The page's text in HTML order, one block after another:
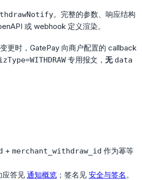
。完整的参数、响应结构
或 webhook 定义渲染。
更时，GatePay 向商户配置的 callback
专用报文， 无 data
+ merchant_withdraw_id 作为幂等
应答见 通知概览 ；签名见 安全与签名 。